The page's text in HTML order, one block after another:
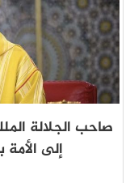
صاحب الجلالة
إلى